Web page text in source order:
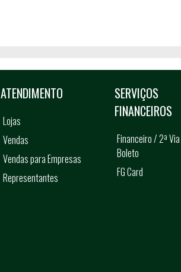
ATENDIMENTO
Lojas
Vendas
Vendas para Empresas
Representantes
SERVIÇOS
FINANCEIROS
Financeiro / 2ª
Boleto
FG Card